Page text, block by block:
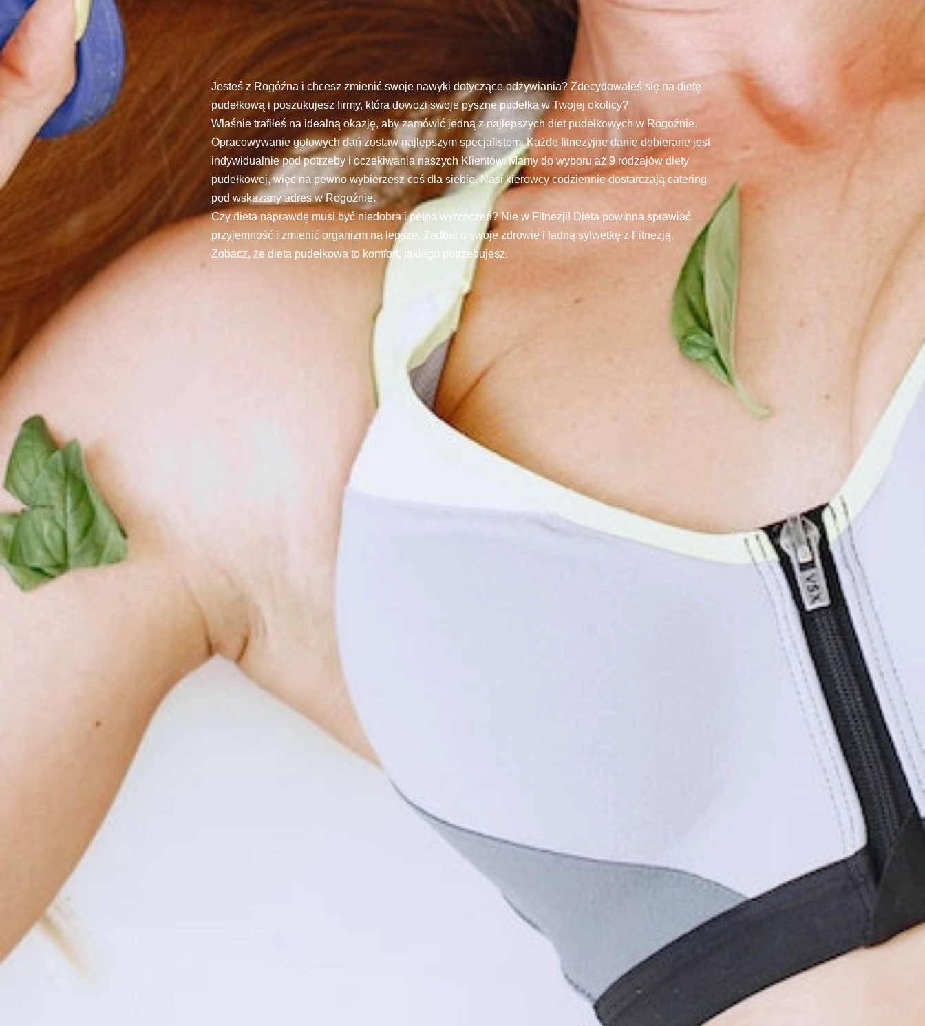
Jesteś z Rogóźna i chcesz zmienić swoje nawyki dotyczące odżywiania? Zdecydowałeś się na dietę
pudełkową i poszukujesz firmy, która dowozi swoje pyszne pudełka w Twojej okolicy?
Właśnie trafiłeś na idealną okazję, aby zamówić jedną z najlepszych diet pudełkowych w Rogoźnie.
Opracowywanie gotowych dań zostaw najlepszym specjalistom. Każde fitnezyjne danie dobierane jest
indywidualnie pod potrzeby i oczekiwania naszych Klientów. Mamy do wyboru aż 9 rodzajów diety
pudełkowej, więc na pewno wybierzesz coś dla siebie. Nasi kierowcy codziennie dostarczają catering
pod wskazany adres w Rogoźnie.
Czy dieta naprawdę musi być niedobra i pełna wyrzeczeń? Nie w Fitnezji! Dieta powinna sprawiać
przyjemność i zmienić organizm na lepsze. Zadbaj o swoje zdrowie i ładną sylwetkę z Fitnezją.
Zobacz, że dieta pudełkowa to komfort, jakiego potrzebujesz.